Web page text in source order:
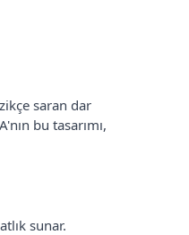
saran dar
bu tasarımı,
sunar.